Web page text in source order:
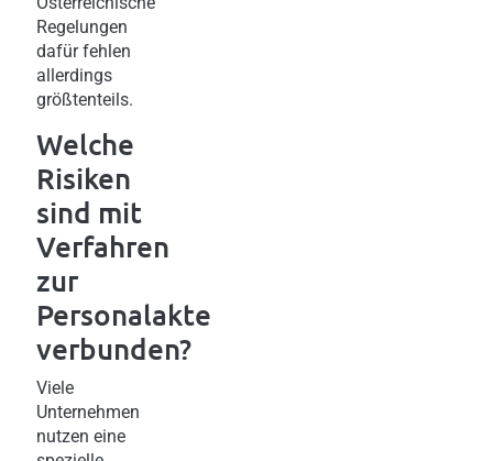
Regelungen
dafür fehlen
allerdings
größtenteils.
Welche
Risiken
sind mit
Verfahren
zur
Personalakte
verbunden?
Viele
Unternehmen
nutzen eine